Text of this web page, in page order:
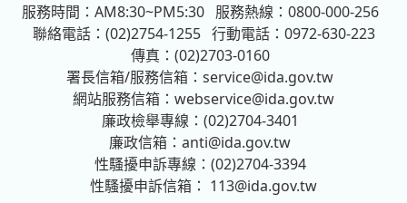
服務時間：AM8:30~PM5:30
服務熱線：0800-000-256
聯絡電話：(02)2754-1255 行動電話：0972-630-223
傳真：(02)2703-0160
署長信箱/服務信箱： service@ida.gov.tw
網站服務信箱： webservice@ida.gov.tw
廉政檢舉專線：(02)2704-3401
廉政信箱： anti@ida.gov.tw
性騷擾申訴專線：(02)2704-3394
性騷擾申訴信箱： 113@ida.gov.tw